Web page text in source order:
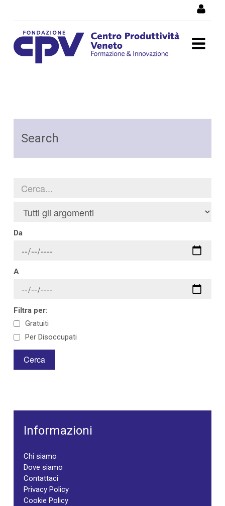
Search
Da
A
Filtra per:
Gratuiti
Per Disoccupati
Informazioni
Chi siamo
Dove siamo
Contattaci
Privacy Policy
Cookie Policy